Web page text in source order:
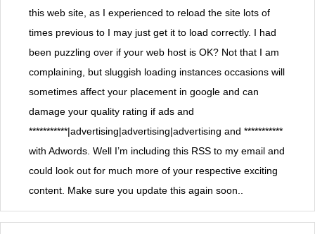
this web site, as I experienced to reload the site lots of
times previous to I may just get it to load correctly. I had
been puzzling over if your web host is OK? Not that I am
complaining, but sluggish loading instances occasions will
sometimes affect your placement in google and can
damage your quality rating if ads and
***********|advertising|advertising|advertising and ***********
with Adwords. Well I’m including this RSS to my email and
could look out for much more of your respective exciting
content. Make sure you update this again soon..